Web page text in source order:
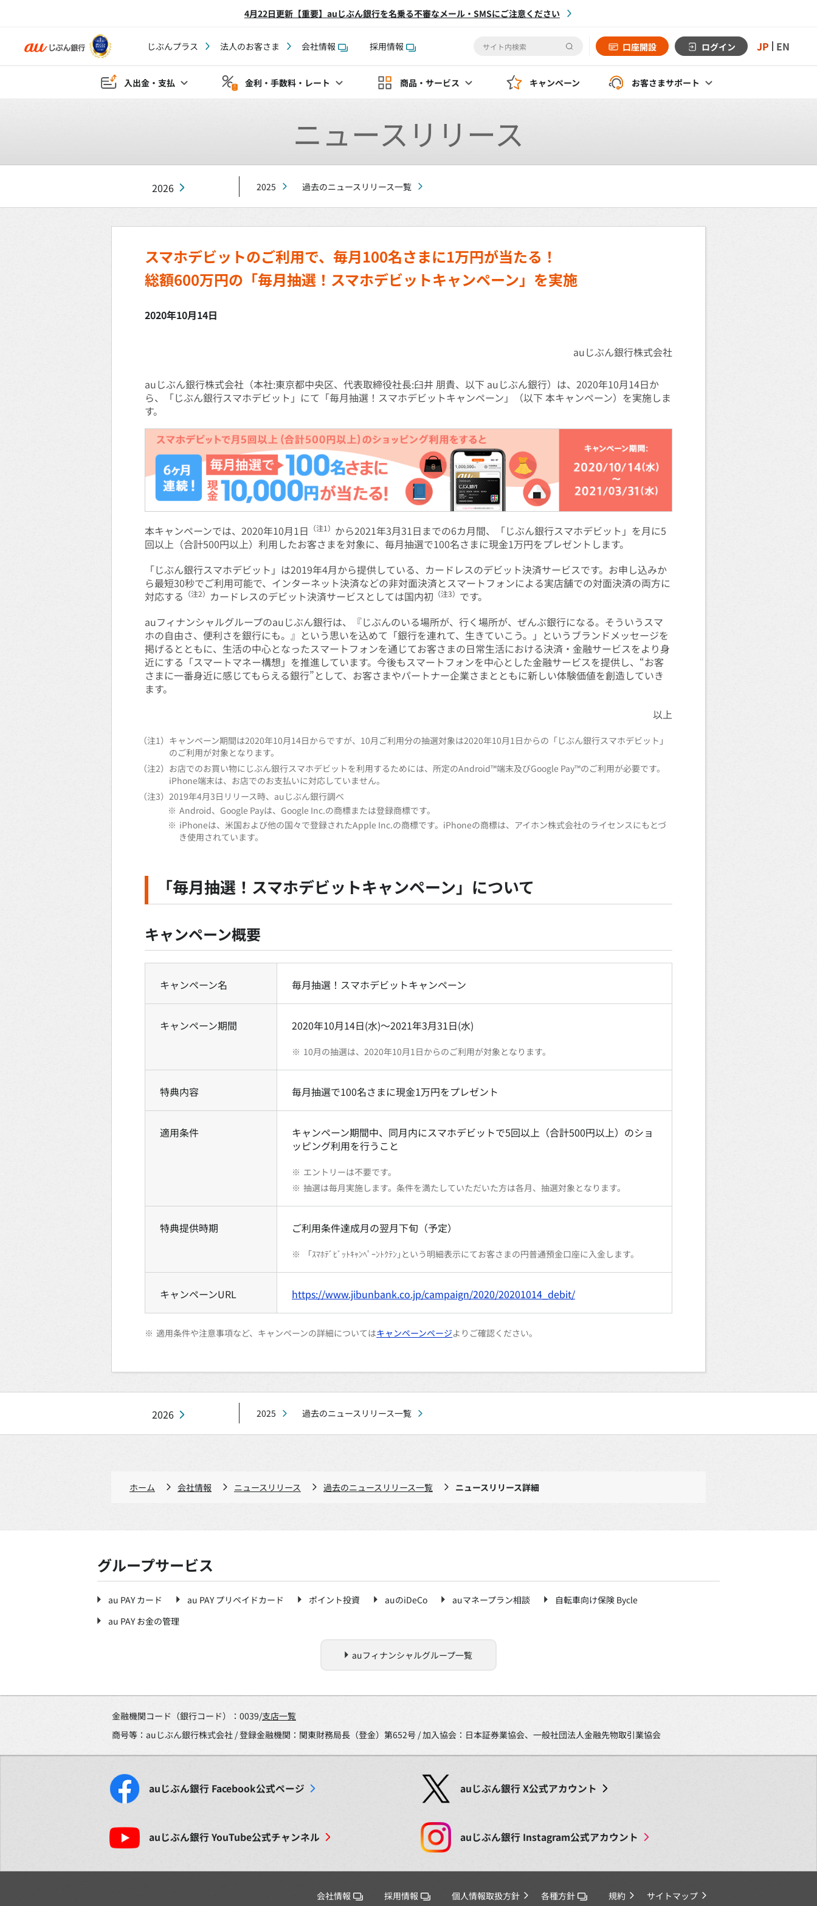
4月22日更新【重要】auじぶん銀行を名乗る不審なメール・SMSにご注意ください
じぶんプラス 法人のお客さま 会社情報 採用情報 口座開設 ログイン JP EN
入出金・支払 金利・手数料・レート 商品・サービス キャンペーン お客さまサポート
ニュースリリース
2026 2025 過去のニュースリリース一覧
スマホデビットのご利用で、毎月100名さまに1万円が当たる！
総額600万円の「毎月抽選！スマホデビットキャンペーン」を実施
2020年10月14日
auじぶん銀行株式会社
auじぶん銀行株式会社（本社:東京都中央区、代表取締役社長:臼井 朋貴、以下 auじぶん銀行）は、2020年10月14日か
ら、「じぶん銀行スマホデビット」にて「毎月抽選！スマホデビットキャンペーン」（以下 本キャンペーン）を実施しま
す。
本キャンペーンでは、2020年10月1日 （注1） から2021年3月31日までの6カ月間、「じぶん銀行スマホデビット」を月に5
回以上（合計500円以上）利用したお客さまを対象に、毎月抽選で100名さまに現金1万円をプレゼントします。
「じぶん銀行スマホデビット」は2019年4月から提供している、カードレスのデビット決済サービスです。お申し込みか
ら最短30秒でご利用可能で、インターネット決済などの非対面決済とスマートフォンによる実店舗での対面決済の両方に
対応する （注2） カードレスのデビット決済サービスとしては国内初 （注3） です。
auフィナンシャルグループのauじぶん銀行は、『じぶんのいる場所が、行く場所が、ぜんぶ銀行になる。そういうスマ
ホの自由さ、便利さを銀行にも。』という思いを込めて「銀行を連れて、生きていこう。」というブランドメッセージを
掲げるとともに、生活の中心となったスマートフォンを通じてお客さまの日常生活における決済・金融サービスをより身
近にする「スマートマネー構想」を推進しています。今後もスマートフォンを中心とした金融サービスを提供し、“お客
さまに一番身近に感じてもらえる銀行”として、お客さまやパートナー企業さまとともに新しい体験価値を創造していき
ます。
以上
（注1） キャンペーン期間は2020年10月14日からですが、10月ご利用分の抽選対象は2020年10月1日からの「じぶん銀行スマホデビット」
のご利用が対象となります。
（注2） お店でのお買い物にじぶん銀行スマホデビットを利用するためには、所定のAndroid™端末及びGoogle Pay™のご利用が必要です。
iPhone端末は、お店でのお支払いに対応していません。
（注3） 2019年4月3日リリース時、auじぶん銀行調べ
※ Android、Google Payは、Google Inc.の商標または登録商標です。
※ iPhoneは、米国および他の国々で登録されたApple Inc.の商標です。iPhoneの商標は、アイホン株式会社のライセンスにもとづ
き使用されています。
「毎月抽選！スマホデビットキャンペーン」について
キャンペーン概要
キャンペーン名 毎月抽選！スマホデビットキャンペーン
キャンペーン期間 2020年10月14日(水)～2021年3月31日(水)
※ 10月の抽選は、2020年10月1日からのご利用が対象となります。
特典内容 毎月抽選で100名さまに現金1万円をプレゼント
適用条件
キャンペーン期間中、同月内にスマホデビットで5回以上（合計500円以上）のショ
ッピング利用を行うこと
※ エントリーは不要です。
※ 抽選は毎月実施します。条件を満たしていただいた方は各月、抽選対象となります。
特典提供時期 ご利用条件達成月の翌月下旬（予定）
※ 「ｽﾏﾎﾃﾞﾋﾞｯﾄｷｬﾝﾍﾟｰﾝﾄｸﾃﾝ｣という明細表示にてお客さまの円普通預金口座に入金します。
キャンペーンURL https://www.jibunbank.co.jp/campaign/2020/20201014_debit/
※ 適用条件や注意事項など、キャンペーンの詳細についてはキャンペーンページよりご確認ください。
2026 2025 過去のニュースリリース一覧
ホーム 会社情報 ニュースリリース 過去のニュースリリース一覧 ニュースリリース詳細
グループサービス
au PAY カード au PAY プリペイドカード ポイント投資 auのiDeCo auマネープラン相談
自転車向け保険 Bycle
au PAY お金の管理
auフィナンシャルグループ一覧
金融機関コード（銀行コード）：0039/支店一覧
商号等：auじぶん銀行株式会社 / 登録金融機関：関東財務局長（登金）第652号 / 加入協会：日本証券業協会、一般社団法人金融先物取引業協会
auじぶん銀行 Facebook公式ページ auじぶん銀行X公式アカウント
auじぶん銀行YouTube公式チャンネル auじぶん銀行 Instagram公式アカウント
会社情報 採用情報 個人情報取扱方針 各種方針 規約 サイトマップ